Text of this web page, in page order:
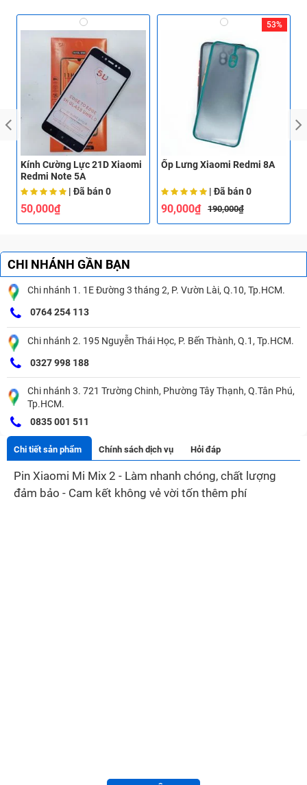
Kính Cường Lực 21D Xiaomi
Redmi Note 5A
| Đã bán 0
50,000₫
53%
Ốp Lưng Xiaomi Redmi 8A
| Đã bán 0
90,000₫ 190,000₫
CHI NHÁNH GẦN BẠN
Chi nhánh 1. 1E Đường 3 tháng 2, P. Vườn Lài, Q.10, Tp.HCM.
0764 254 113
Chi nhánh 2. 195 Nguyễn Thái Học, P. Bến Thành, Q.1, Tp.HCM.
0327 998 188
Chi nhánh 3. 721 Trường Chinh, Phường Tây Thạnh, Q.Tân Phú,
Tp.HCM.
0835 001 511
Chi tiết sản phẩm Chính sách dịch vụ Hỏi đáp
Pin Xiaomi Mi Mix 2 - Làm nhanh chóng, chất lượng
đảm bảo - Cam kết không vẻ vời tốn thêm phí